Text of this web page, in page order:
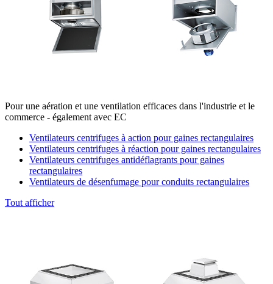
Pour une aération et une ventilation efficaces dans l'industrie et le
commerce - également avec EC
Ventilateurs centrifuges à action pour gaines rectangulaires
Ventilateurs centrifuges à réaction pour gaines rectangulaires
Ventilateurs centrifuges antidéflagrants pour gaines
rectangulaires
Ventilateurs de désenfumage pour conduits rectangulaires
Tout afficher